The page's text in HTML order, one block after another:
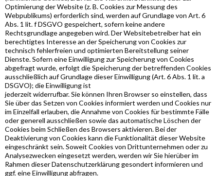
Optimierung der Website (z. B. Cookies zur Messung des
Webpublikums) erforderlich sind, werden auf Grundlage von Art. 6
Abs. 1 lit. f DSGVO gespeichert, sofern keine andere
Rechtsgrundlage angegeben wird. Der Websitebetreiber hat ein
berechtigtes Interesse an der Speicherung von Cookies zur
technisch fehlerfreien und optimierten Bereitstellung seiner
Dienste. Sofern eine Einwilligung zur Speicherung von Cookies
abgefragt wurde, erfolgt die Speicherung der betreffenden Cookies
ausschließlich auf Grundlage dieser Einwilligung (Art. 6 Abs. 1 lit. a
DSGVO); die Einwilligung ist
jederzeit widerrufbar. Sie können Ihren Browser so einstellen, dass
Sie über das Setzen von Cookies informiert werden und Cookies nur
im Einzelfall erlauben, die Annahme von Cookies für bestimmte Fälle
oder generell ausschließen sowie das automatische Löschen der
Cookies beim Schließen des Browsers aktivieren. Bei der
Deaktivierung von Cookies kann die Funktionalität dieser Website
eingeschränkt sein. Soweit Cookies von Drittunternehmen oder zu
Analysezwecken eingesetzt werden, werden wir Sie hierüber im
Rahmen dieser Datenschutzerklärung gesondert informieren und
ggf. eine Einwilligung abfragen.